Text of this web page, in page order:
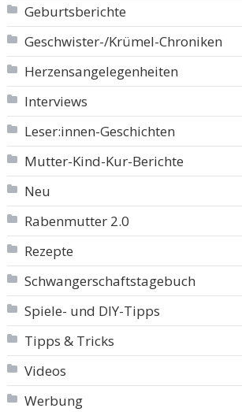
Geburtsberichte
Geschwister-/Krümel-Chroniken
Herzensangelegenheiten
Interviews
Leser:innen-Geschichten
Mutter-Kind-Kur-Berichte
Neu
Rabenmutter 2.0
Rezepte
Schwangerschaftstagebuch
Spiele- und DIY-Tipps
Tipps & Tricks
Videos
Werbung